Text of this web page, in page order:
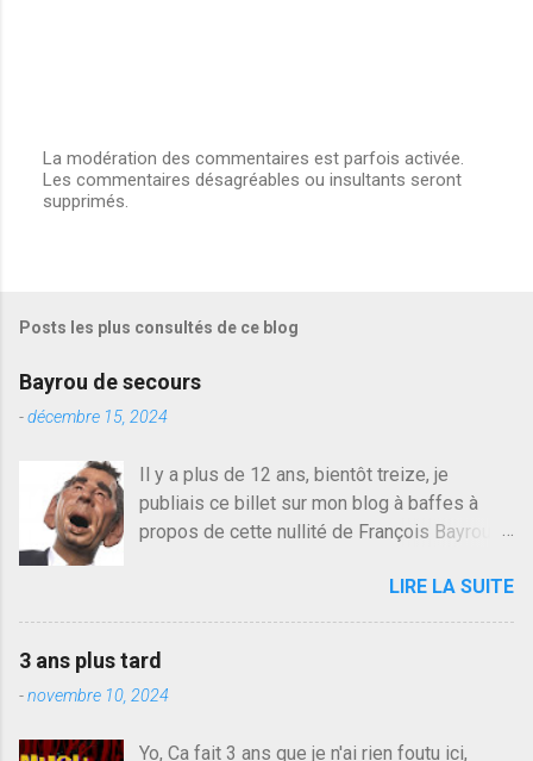
E
n
t
e
r
u
m
m
e
n
r
e
La modération des commentaires est parfois activée.
Les commentaires désagréables ou insultants seront
supprimés.
Posts les plus consultés de ce blog
Bayrou de secours
-décembre 15, 2024
Il y a plus de 12 ans, bientôt treize, je
publiais ce billet sur mon blog à baffes à
propos de cette nullité de François Bayrou. Il
quelqu'un, je ne parle pas des couples mais
des amis ou des valeurs dans lesquels on
croit. François Bayrou est en passe de
devenir le traite d'une partie de son électorat
et c'est par la presse qu'on l'apprend. On
LIRE LA SUITE
3 ans plus tard
-novembre 10, 2024
Yo, Ca fait 3 ans que je n'ai rien foutu ici,